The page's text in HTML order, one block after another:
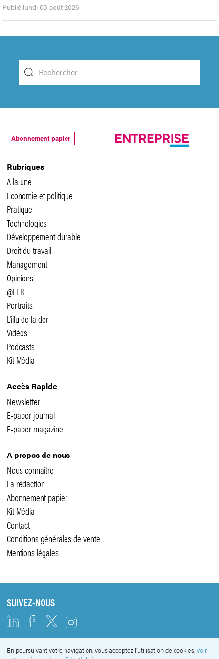
Publié lundi 03 août 2026
Rubriques
A la une
Economie et politique
Pratique
Technologies
Développement durable
Droit du travail
Management
Opinions
@FER
Portraits
L'illu de la der
Vidéos
Podcasts
Kit Média
Accès Rapide
Newsletter
E-paper journal
E-paper magazine
A propos de nous
Nous connaître
La rédaction
Abonnement papier
Kit Média
Contact
Conditions générales de vente
Mentions légales
Abonnement papier
SUIVEZ-NOUS
En poursuivant votre navigation, vous acceptez l'utilisation de cookies.Voir